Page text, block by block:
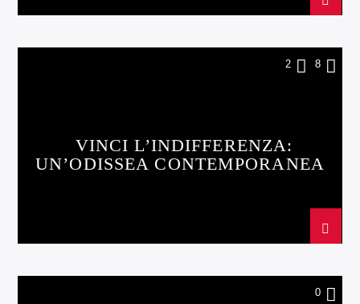
2 8
VINCI L’INDIFFERENZA:
UN’ODISSEA CONTEMPORANEA
0